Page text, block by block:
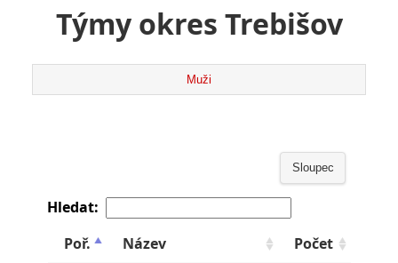
Týmy okres Trebišov
Muži
Sloupec
Hledat:
Poř.
Název
Počet